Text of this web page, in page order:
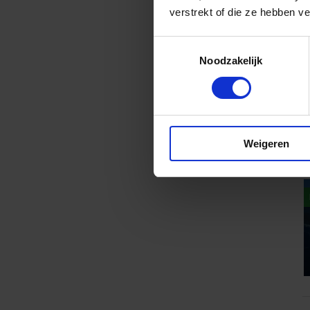
verstrekt of die ze hebben
Noodzakelijk
Weigeren